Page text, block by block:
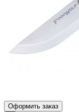
Оформить заказ